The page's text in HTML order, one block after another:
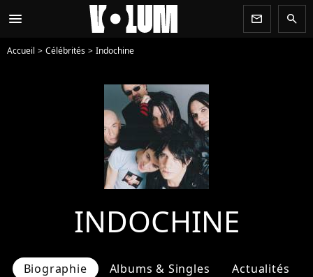
menu newsletter search
Accueil Célébrités Indochine
INDOCHINE
Biographie Albums & Singles Actualités